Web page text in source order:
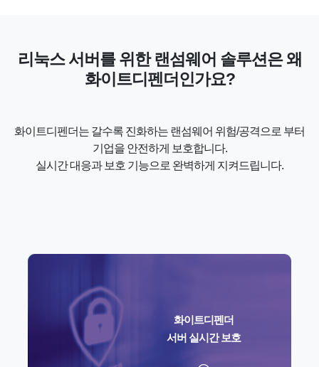
리눅스 서버를 위한 랜섬웨어 솔루션은 왜
화이트디펜더인가요?
화이트디펜더는 갈수록 진화하는 랜섬웨어 위험/공격으로 부터
기업을 안전하게 보호합니다.
실시간 대응과 보호 기능으로 완벽하게 지켜드립니다.
화이트디펜더
서버 실시간 보호